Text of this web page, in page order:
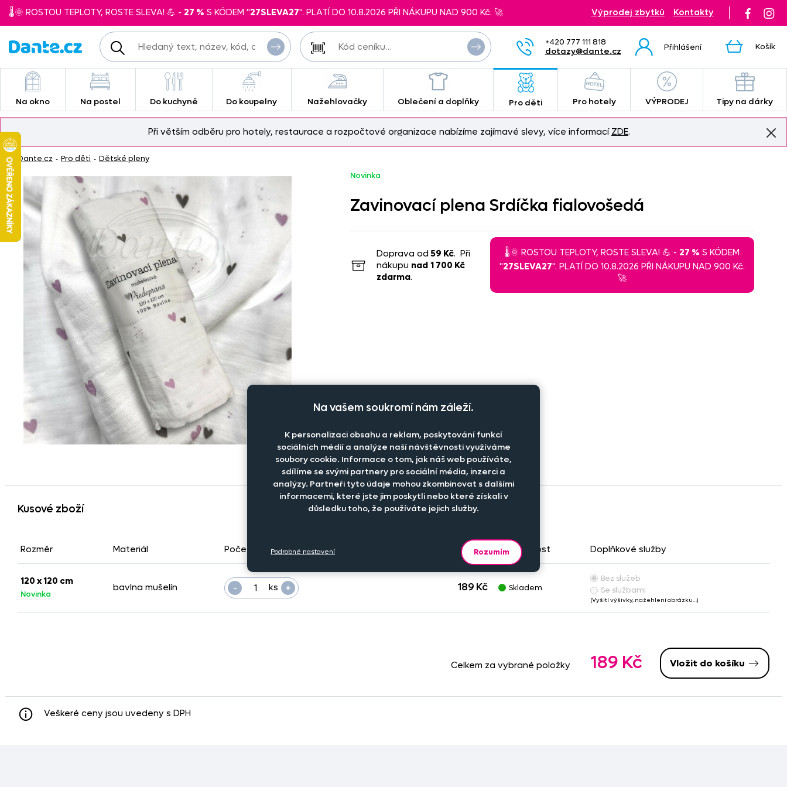
+420 777 111 818
dotazy@dante.cz
Přihlášení Košík
🌡️🌞 ROSTOU TEPLOTY, ROSTE SLEVA! 💪 - 27 % S KÓDEM "27SLEVA27". PLATÍ DO 10.8.2026 PŘI NÁKUPU NAD 900 Kč. 🚀 Výprodej zbytků Kontakty
Na okno Na postel Do kuchyně Do koupelny Nažehlovačky Oblečení a doplňky Pro děti Pro hotely VÝPRODEJ Tipy na dárky
Při větším odběru pro hotely, restaurace a rozpočtové organizace nabízíme zajímavé slevy, více informací ZDE.
Dante.cz - Pro děti - Dětské pleny
Novinka
Zavinovací plena Srdíčka fialovošedá
Doprava od 59 Kč. Při
nákupu nad 1 700 Kč
zdarma.
🌡️🌞 ROSTOU TEPLOTY, ROSTE SLEVA! 💪 -27 % S KÓDEM
"27SLEVA27". PLATÍ DO 10.8.2026 PŘI NÁKUPU NAD 900 Kč.
🚀
Kusové zboží
Rozměr Materiál Počet kusů Cena na eshopu Dostupnost Doplňkové služby
120 x 120 cm
Novinka
bavlna mušelín ks +
- 189 Kč Skladem
Bez služeb
Se službami
(Vyšití výšivky, nažehlení obrázku…)
Celkem za vybrané položky 189 Kč Vložit do košíku
Veškeré ceny jsou uvedeny s DPH
Na vašem soukromí nám záleží.
K personalizaci obsahu a reklam, poskytování funkcí
sociálních médií a analýze naší návštěvnosti využíváme
soubory cookie. Informace o tom, jak náš web používáte,
sdílíme se svými partnery pro sociální média, inzerci a
analýzy. Partneři tyto údaje mohou zkombinovat s dalšími
informacemi, které jste jim poskytli nebo které získali v
důsledku toho, že používáte jejich služby.
Rozumím
Podrobné nastavení